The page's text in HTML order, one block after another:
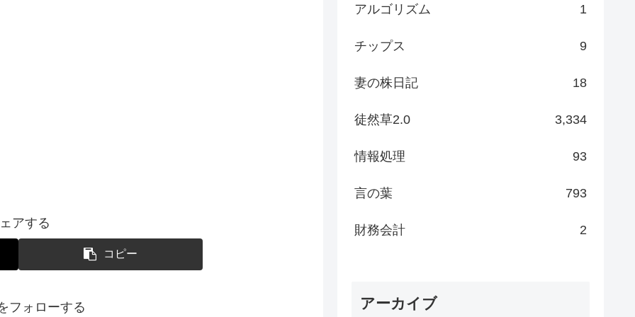
アする
コピー
フォローする
アルゴリズム 1
チップス 9
妻の株日記 18
徒然草2.0 3,334
情報処理 93
言の葉 793
財務会計 2
アーカイブ